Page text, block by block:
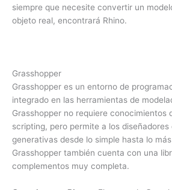
siempre que necesite convertir un
objeto real, encontrará Rhino.
Grasshopper
Grasshopper es un entorno de
integrado en las herramientas de
Grasshopper no requiere conocimientos
scripting, pero permite a los
generativas desde lo simple hasta lo
Grasshopper también cuenta con una
complementos muy completa.